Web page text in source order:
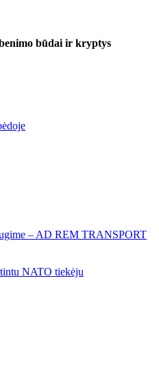
būdai ir kryptys
– AD REM TRANSPORT
NATO tiekėju